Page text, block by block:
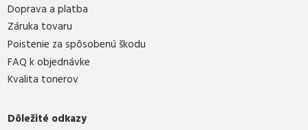
Doprava a platba
Záruka tovaru
Poistenie za spôsobenú škodu
FAQ k objednávke
Kvalita tonerov
Dôležité odkazy